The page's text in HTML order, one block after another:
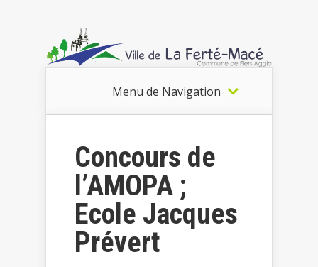
Menu de Navigation
Concours de
l’AMOPA ;
Ecole Jacques
Prévert